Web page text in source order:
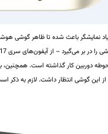
– از آیفون‌های سری 17 الهام گرفته شده است. نکته جالب آنکه درست مثل
انتظار داشت. لازم به ذکر است، این محصول اندازه‌هایی